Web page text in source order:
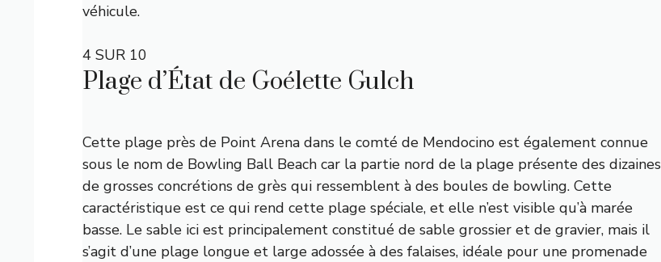
véhicule.
4 SUR 10
Plage d’État de Goélette Gulch
Cette plage près de Point Arena dans le comté de Mendocino est également connue
sous le nom de Bowling Ball Beach car la partie nord de la plage présente des dizaines
de grosses concrétions de grès qui ressemblent à des boules de bowling. Cette
caractéristique est ce qui rend cette plage spéciale, et elle n’est visible qu’à marée
basse. Le sable ici est principalement constitué de sable grossier et de gravier, mais il
s’agit d’une plage longue et large adossée à des falaises, idéale pour une promenade